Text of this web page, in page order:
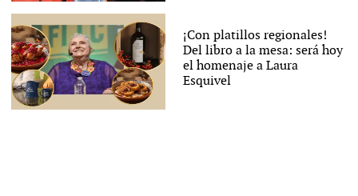
¡Con platillos regionales!
Del libro a la mesa: será hoy
el homenaje a Laura
Esquivel